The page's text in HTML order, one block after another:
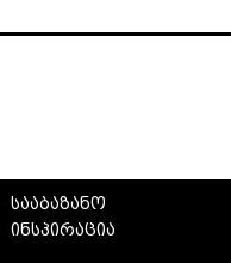
სააბაზანო
ინსპირაცია